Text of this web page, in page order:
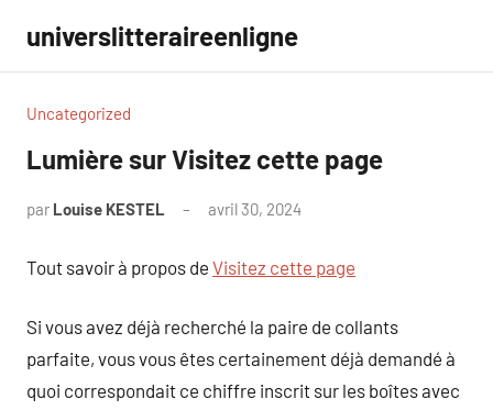
contenu
universlitteraireenligne
Uncategorized
Lumière sur Visitez cette page
par Louise KESTEL avril 30, 2024
Tout savoir à propos de Visitez cette page
Si vous avez déjà recherché la paire de collants
parfaite, vous vous êtes certainement déjà demandé à
quoi correspondait ce chiffre inscrit sur les boîtes avec